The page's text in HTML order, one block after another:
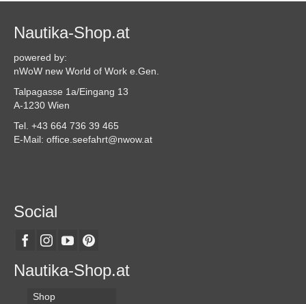
Nautika-Shop.at
powered by:
nWoW new World of Work e.Gen.
Talpagasse 1a/Eingang 13
A-1230 Wien
Tel. +43 664 736 39 465
E-Mail: office.seefahrt@nwow.at
Social
Nautika-Shop.at
Shop